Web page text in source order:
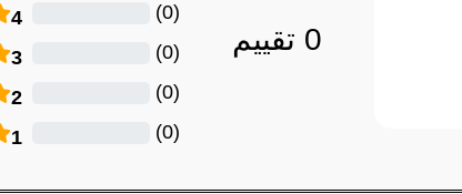
0 تقييم
4 (
0
)
3 (
0
)
2 (
0
)
1 (
0
)